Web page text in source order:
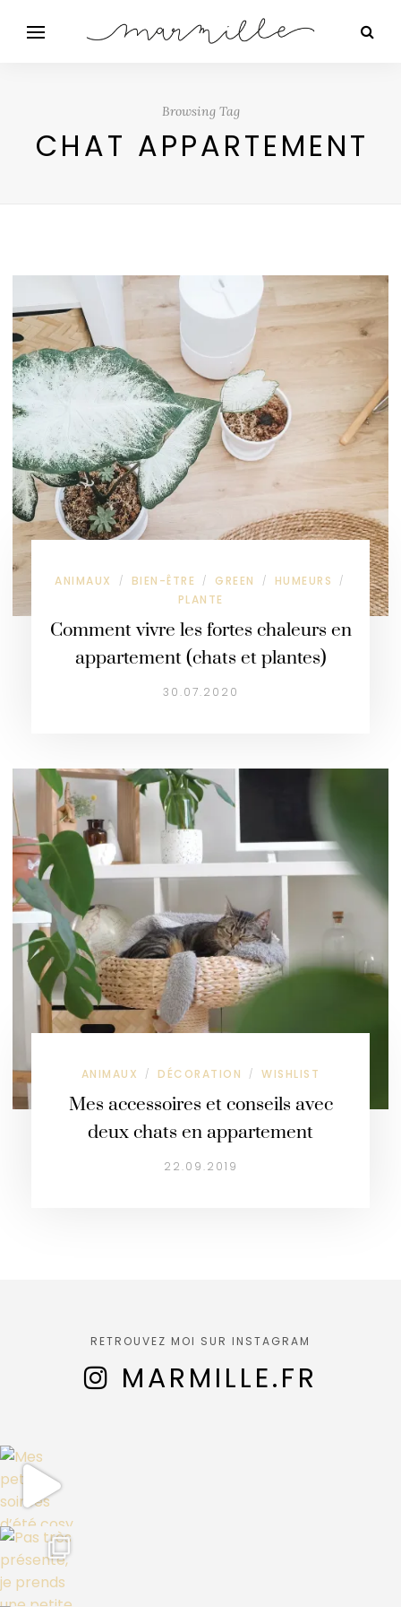
Browsing Tag
CHAT APPARTEMENT
ANIMAUX / BIEN-ÊTRE / GREEN / HUMEURS /
PLANTE
Comment vivre les fortes chaleurs en
appartement (chats et plantes)
30.07.2020
ANIMAUX / DÉCORATION / WISHLIST
Mes accessoires et conseils avec
deux chats en appartement
22.09.2019
RETROUVEZ MOI SUR INSTAGRAM
MARMILLE.FR